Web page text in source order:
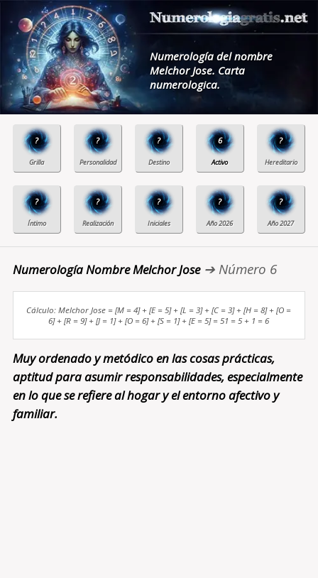
Numerología del nombre
Melchor Jose. Carta
numerologica.
? ? ? 6 ?
? ? ? ? ?
Numerología Nombre Melchor Jose➔ Número 6
Cálculo: Melchor Jose = [M = 4] + [E = 5] + [L = 3] + [C = 3] + [H = 8] + [O =
6] + [R = 9] + [J = 1] + [O = 6] + [S = 1] + [E = 5] = 51 = 5 + 1 = 6
Muy ordenado y metódico en las cosas prácticas,
aptitud para asumir responsabilidades, especialmente
en lo que se refiere al hogar y el entorno afectivo y
familiar.